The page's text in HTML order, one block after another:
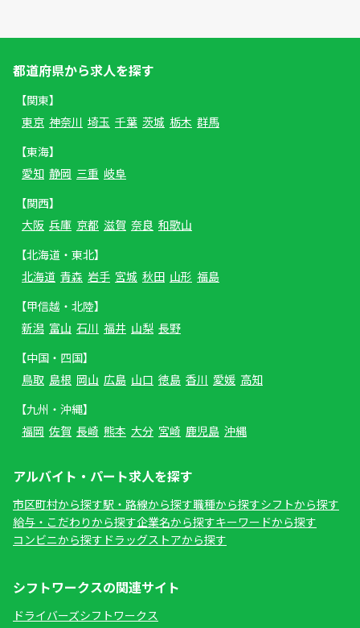
都道府県から求人を探す
【関東】
東京 神奈川 埼玉 千葉 茨城 栃木 群馬
【東海】
愛知 静岡 三重 岐阜
【関西】
大阪 兵庫 京都 滋賀 奈良 和歌山
【北海道・東北】
北海道 青森 岩手 宮城 秋田 山形 福島
【甲信越・北陸】
新潟 富山 石川 福井 山梨 長野
【中国・四国】
鳥取 島根 岡山 広島 山口 徳島 香川 愛媛 高知
【九州・沖縄】
福岡 佐賀 長崎 熊本 大分 宮崎 鹿児島 沖縄
アルバイト・パート求人を探す
市区町村から探す駅・路線から探す職種から探すシフトから探す
給与・こだわりから探す企業名から探すキーワードから探す
コンビニから探す ドラッグストアから探す
シフトワークスの関連サイト
ドライバーズシフトワークス